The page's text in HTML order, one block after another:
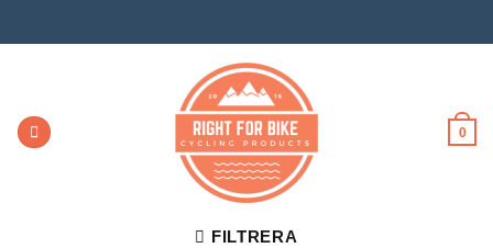
0
FILTRERA